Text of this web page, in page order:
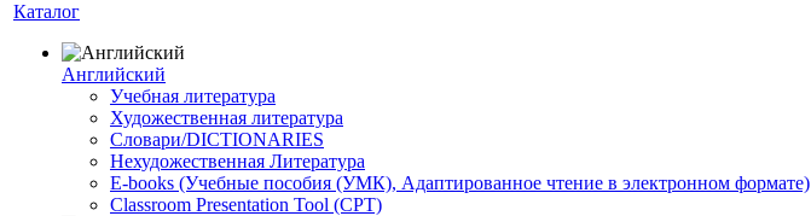
Каталог
Английский
Учебная литература
Художественная литература
Словари/DICTIONARIES
Нехудожественная Литература
E-books (Учебные пособия (УМК), Адаптированное чтение в электронном формате)
Classroom Presentation Tool (CPT)